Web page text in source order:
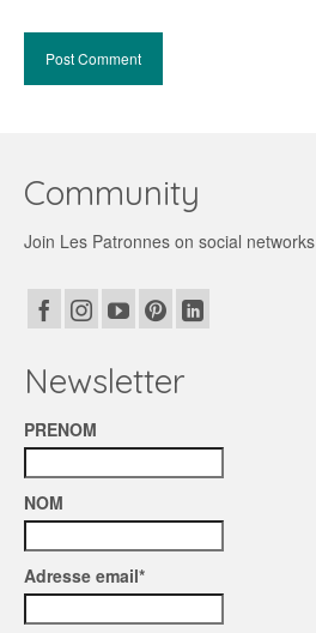
Community
Join Les Patronnes on social networks
Newsletter
PRENOM
NOM
Adresse email*